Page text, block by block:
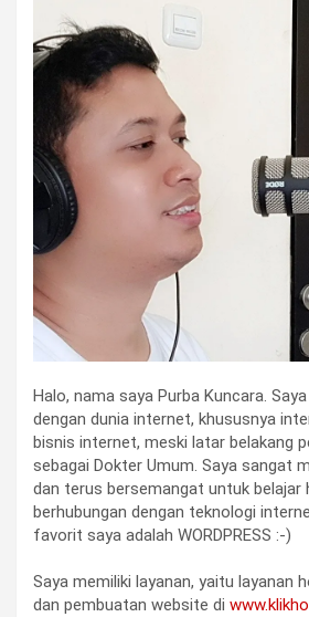
Halo, nama saya Purba Kuncara.
dengan dunia internet, khususnya
bisnis internet, meski latar belakang
sebagai Dokter Umum. Saya sangat
dan terus bersemangat untuk belajar
berhubungan dengan teknologi
favorit saya adalah WORDPRESS :-)
Saya memiliki layanan, yaitu layanan
dan pembuatan website di